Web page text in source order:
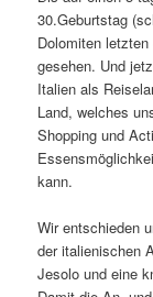
30.Geburtstag
Dolomiten
gesehen. Und
Italien als
Land, welches
Shopping und
kann.
Wir entschieden
der italienischen
Jesolo und eine